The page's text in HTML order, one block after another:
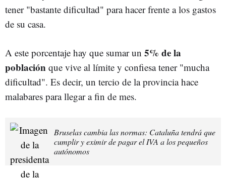
tener "bastante dificultad" para hacer frente a los gastos
de su casa.
A este porcentaje hay que sumar un 5% de la
población que vive al límite y confiesa tener "mucha
dificultad". Es decir, un tercio de la provincia hace
malabares para llegar a fin de mes.
Bruselas cambia las normas: Cataluña tendrá que
cumplir y eximir de pagar el IVA a los pequeños
autónomos